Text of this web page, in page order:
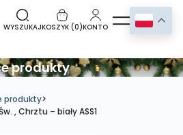
WYSZUKAJKOSZYK (0)KONTO
produkty
produkty>
, Chrztu – biały ASS1